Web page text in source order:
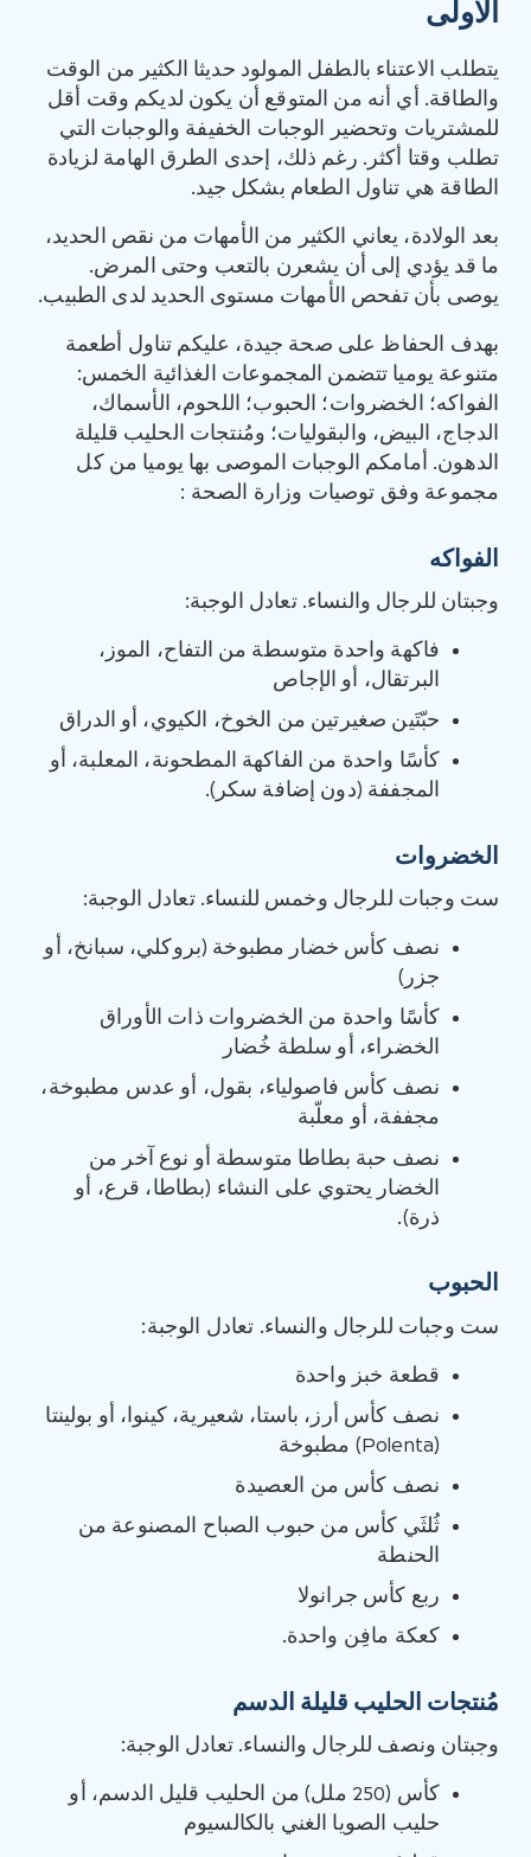
الأولى
يتطلب الاعتناء بالطفل المولود حديثا الكثير من الوقت
والطاقة. أي أنه من المتوقع أن يكون لديكم وقت أقل
للمشتريات وتحضير الوجبات الخفيفة والوجبات التي
تطلب وقتا أكثر. رغم ذلك، إحدى الطرق الهامة لزيادة
الطاقة هي تناول الطعام بشكل جيد.
بعد الولادة، يعاني الكثير من الأمهات من نقص الحديد،
ما قد يؤدي إلى أن يشعرن بالتعب وحتى المرض.
يوصى بأن تفحص الأمهات مستوى الحديد لدى الطبيب.
بهدف الحفاظ على صحة جيدة، عليكم تناول أطعمة
متنوعة يوميا تتضمن المجموعات الغذائية الخمس:
الفواكه؛ الخضروات؛ الحبوب؛ اللحوم، الأسماك،
الدجاج، البيض، والبقوليات؛ ومُنتجات الحليب قليلة
الدهون. أمامكم الوجبات الموصى بها يوميا من كل
مجموعة وفق توصيات وزارة الصحة :
الفواكه
وجبتان للرجال والنساء. تعادل الوجبة:
فاكهة واحدة متوسطة من التفاح، الموز،
البرتقال، أو الإجاص
حبّتَين صغيرتين من الخوخ، الكيوي، أو الدراق
كأسًا واحدة من الفاكهة المطحونة، المعلبة، أو
المجففة (دون إضافة سكر).
الخضروات
ست وجبات للرجال وخمس للنساء. تعادل الوجبة:
نصف كأس خضار مطبوخة (بروكلي، سبانخ، أو
جزر)
كأسًا واحدة من الخضروات ذات الأوراق
الخضراء، أو سلطة خُضار
نصف كأس فاصولياء، بقول، أو عدس مطبوخة،
مجففة، أو معلّبة
نصف حبة بطاطا متوسطة أو نوع آخر من
الخضار يحتوي على النشاء (بطاطا، قرع، أو
ذرة).
الحبوب
ست وجبات للرجال والنساء. تعادل الوجبة:
قطعة خبز واحدة
نصف كأس أرز، باستا، شعيرية، كينوا، أو بولينتا
(Polenta) مطبوخة
نصف كأس من العصيدة
ثُلثَي كأس من حبوب الصباح المصنوعة من
الحنطة
ربع كأس جرانولا
كعكة مافِن واحدة.
مُنتجات الحليب قليلة الدسم
وجبتان ونصف للرجال والنساء. تعادل الوجبة:
كأس (250 ملل) من الحليب قليل الدسم، أو
حليب الصويا الغني بالكالسيوم